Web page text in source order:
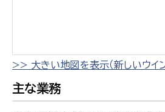
>> 大きい地図を表示（新しいウイ
主な業務